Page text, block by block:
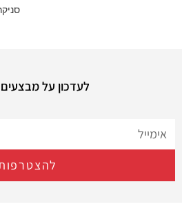
לעדכון על